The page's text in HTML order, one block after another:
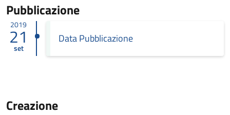
Pubblicazione
2019
21
set
Data Pubblicazione
Creazione